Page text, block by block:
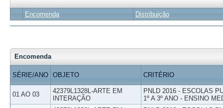
Encomenda Distribuição
Encomenda
SÉRIE/ANO OBJETO CRITÉRIO
01 AO 03
42379L1328L-ARTE EM
INTERAÇÃO
PNLD 2016 - ESCOLAS
1º A 3º ANO - ENSINO